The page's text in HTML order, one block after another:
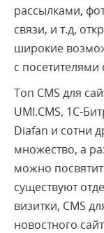
рассылками,
связи, и т.д,
широкие
с посетителями
Топ CMS для
UMI.CMS, 1С-
Diafan и сотни
множество, а р
можно
существуют
визитки, CMS
новостного